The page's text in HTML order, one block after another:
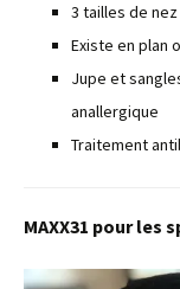
3 tailles de nez
Existe en plan
Jupe et
anallergique
Traitement
MAXX31 pour les